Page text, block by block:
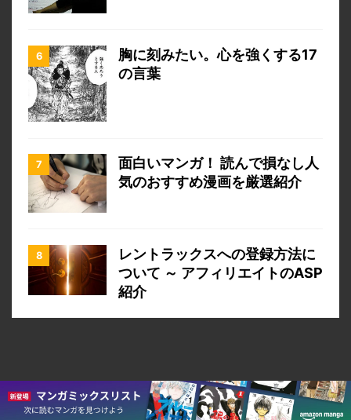
胸に刻みたい。心を強くする17
の言葉
面白いマンガ！ 読んで損なし人
気のおすすめ漫画を厳選紹介
レントラックスへの登録方法に
ついて ～ アフィリエイトのASP
紹介